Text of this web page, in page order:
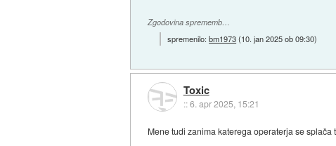
Zgodovina sprememb…
spremenilo:bm1973(10. jan 2025 ob 09:30)
Toxic
::6. apr 2025, 15:21
Mene tudi zanima katerega operaterja se splača